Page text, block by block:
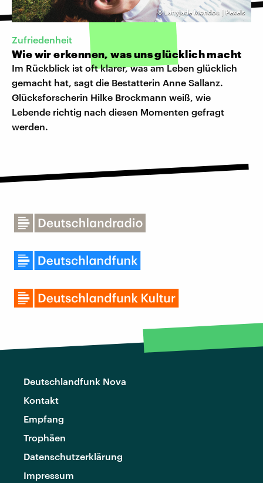
©Lanyjade Mondou | Pexels
Zufriedenheit
Wie wir erkennen, was uns glücklich macht
Im Rückblick ist oft klarer, was am Leben glücklich
gemacht hat, sagt die Bestatterin Anne Sallanz.
Glücksforscherin Hilke Brockmann weiß, wie
Lebende richtig nach diesen Momenten gefragt
werden.
Deutschlandfunk Nova
Kontakt
Empfang
Trophäen
Datenschutzerklärung
Impressum